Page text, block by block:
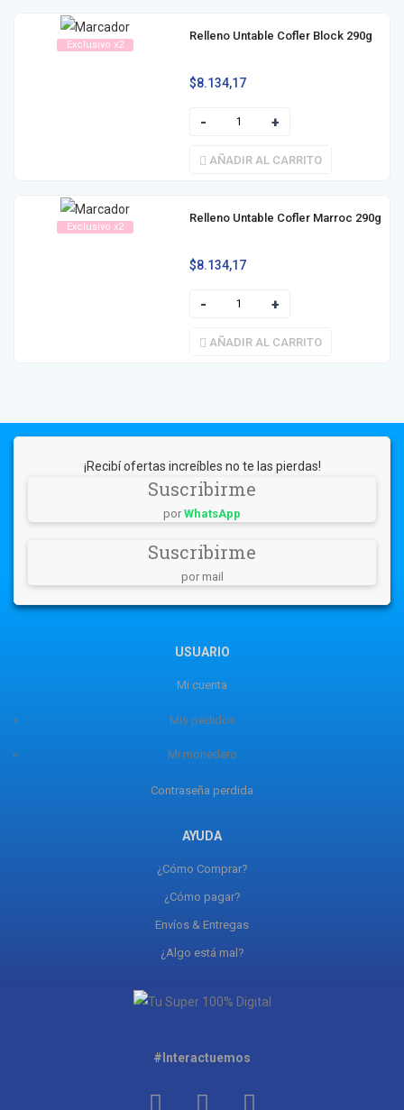
Exclusivo x2
Relleno Untable Cofler Block 290g
$8.134,17
AÑADIR AL CARRITO
Exclusivo x2
Relleno Untable Cofler Marroc 290g
$8.134,17
AÑADIR AL CARRITO
¡Recibí ofertas increíbles no te las pierdas!
Suscribirme
por WhatsApp
Suscribirme
por mail
USUARIO
Mi cuenta
Mis pedidos
Mi monedero
Contraseña perdida
AYUDA
¿Cómo Comprar?
¿Cómo pagar?
Envíos & Entregas
¿Algo está mal?
#Interactuemos